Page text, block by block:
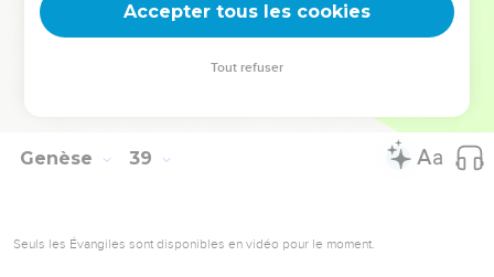
וְאַחַר֙ יָצָ֣א אָחִ֔יו אֲשֶׁ֥ר עַל־יָד֖וֹ הַשָּׁנִ֑י וַיִּקְרָ֥א שְׁמ֖וֹ זָֽרַח׃
Hébreu : © Westminster Leningrad Codex - tanach.us --- Grec : © 2010 by the
Genèse 39
Seuls les Évangiles sont disponibles en vidéo pour le moment.
Accepter tous les cookies
Tout refuser